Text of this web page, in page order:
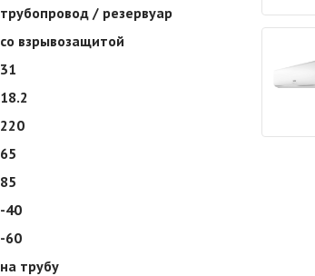
трубопровод / резервуар
со взрывозащитой
31
18.2
220
65
85
-40
-60
на трубу